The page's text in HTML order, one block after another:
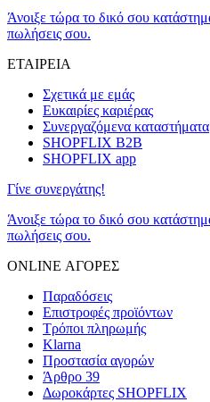
Άνοιξε τώρα το δικό σου
πωλήσεις σου.
ΕΤΑΙΡΕΙΑ
Σχετικά με εμάς
Ευκαιρίες καριέρας
Συνεργαζόμενα καταστήματα
SHOPFLIX B2B
SHOPFLIX app
Γίνε συνεργάτης!
Άνοιξε τώρα το δικό σου
πωλήσεις σου.
ONLINE ΑΓΟΡΕΣ
Παραδόσεις
Επιστροφές προϊόντων
Τρόποι πληρωμής
Klarna
Προστασία αγορών
Άρθρο 39
Δωροκάρτες SHOPFLIX